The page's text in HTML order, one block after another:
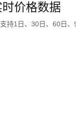
价格数据
持1日、30日、60日